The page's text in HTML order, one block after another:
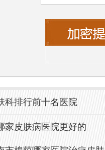
午进行挂号，通
中研皮肤病医院
科医院，值得推
丰富的皮肤科医
科排行前十名医院
家皮肤病医院更好的